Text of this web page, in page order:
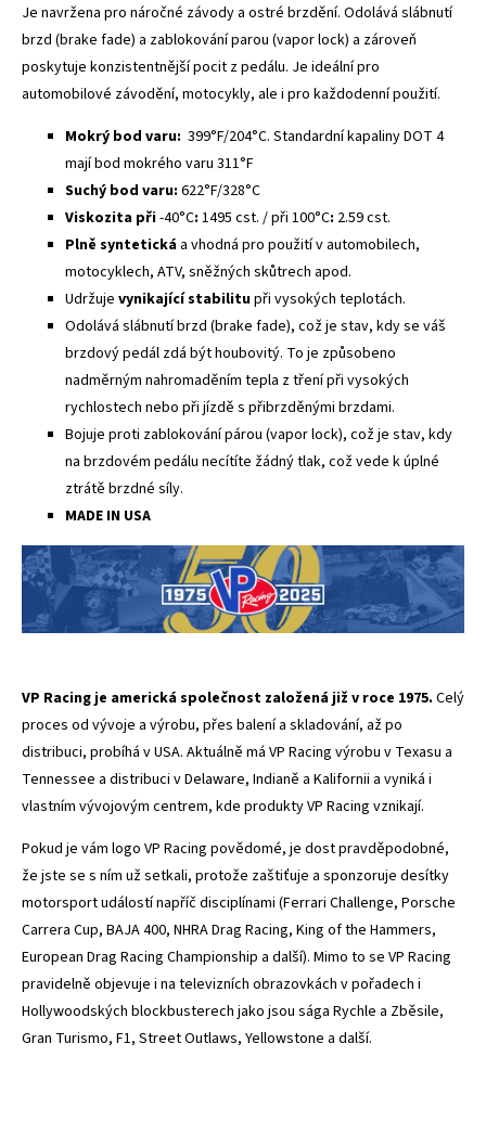
Je navržena pro náročné závody a ostré brzdění. Odolává slábnutí
brzd (brake fade) a zablokování parou (vapor lock) a zároveň
poskytuje konzistentnější pocit z pedálu. Je ideální pro
automobilové závodění, motocykly, ale i pro každodenní použití.
Mokrý bod varu: 399°F/204°C. Standardní kapaliny DOT 4
mají bod mokrého varu 311°F
Suchý bod varu: 622°F/328°C
Viskozita při-40°C: 1495 cst. / při 100°C: 2.59 cst.
Plně syntetická a vhodná pro použití v automobilech,
motocyklech, ATV, sněžných skůtrech apod.
Udržuje vynikající stabilitupři vysokých teplotách.
Odolává slábnutí brzd (brake fade), což je stav, kdy se váš
brzdový pedál zdá být houbovitý. To je způsobeno
nadměrným nahromaděním tepla z tření při vysokých
rychlostech nebo při jízdě s přibrzděnými brzdami.
Bojuje proti zablokování párou (vapor lock), což je stav, kdy
na brzdovém pedálu necítíte žádný tlak, což vede k úplné
ztrátě brzdné síly.
MADE IN USA
VP Racing je americká společnost založená již v roce 1975. Celý
proces od vývoje a výrobu, přes balení a skladování, až po
distribuci, probíhá v USA. Aktuálně má VP Racing výrobu v Texasu a
Tennessee a distribuci v Delaware, Indianě a Kalifornii a vyniká i
vlastním vývojovým centrem, kde produkty VP Racing vznikají.
Pokud je vám logo VP Racing povědomé, je dost pravděpodobné,
že jste se s ním už setkali, protože zaštiťuje a sponzoruje desítky
motorsport událostí napříč disciplínami (Ferrari Challenge, Porsche
Carrera Cup, BAJA 400, NHRA Drag Racing, King of the Hammers,
European Drag Racing Championship a další). Mimo to se VP Racing
pravidelně objevuje i na televizních obrazovkách v pořadech i
Hollywoodských blockbusterech jako jsou sága Rychle a Zběsile,
Gran Turismo, F1, Street Outlaws, Yellowstone a další.